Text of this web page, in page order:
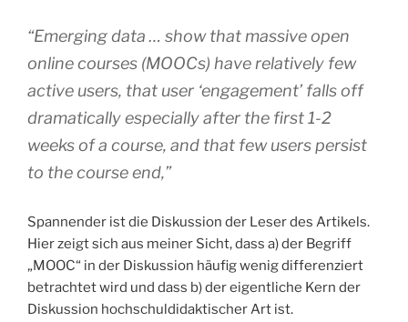
“Emerging data … show that massive open
online courses (MOOCs) have relatively few
active users, that user ‘engagement’ falls off
dramatically especially after the first 1-2
weeks of a course, and that few users persist
to the course end,”
Spannender ist die Diskussion der Leser des Artikels.
Hier zeigt sich aus meiner Sicht, dass a) der Begriff
„MOOC“ in der Diskussion häufig wenig differenziert
betrachtet wird und dass b) der eigentliche Kern der
Diskussion hochschuldidaktischer Art ist.